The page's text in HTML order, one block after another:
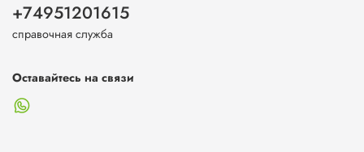
+74951201615
справочная служба
Оставайтесь на связи